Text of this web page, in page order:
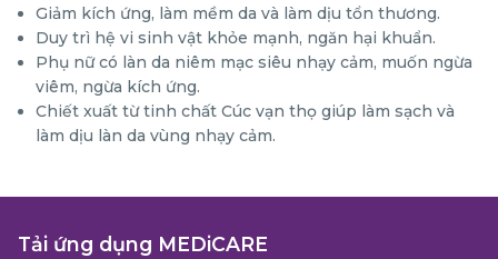
Giảm kích ứng, làm mềm da và làm dịu tổn thương.
Duy trì hệ vi sinh vật khỏe mạnh, ngăn hại khuẩn.
Phụ nữ có làn da niêm mạc siêu nhạy cảm, muốn ngừa
viêm, ngừa kích ứng.
Chiết xuất từ tinh chất Cúc vạn thọ giúp làm sạch và
làm dịu làn da vùng nhạy cảm.
Tải ứng dụng MEDiCARE